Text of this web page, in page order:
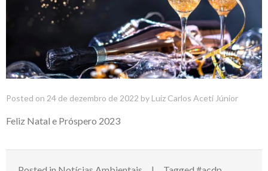
Posted on 24 de dezembro de 2022 by Luiz Carlos Aceti Júnior
Feliz Natal e Próspero 2023